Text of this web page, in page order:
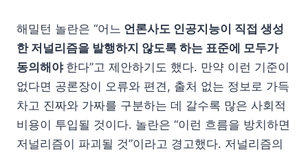
해밀턴 놀란은 “어느 언론사도 인공지능이 직접 생성
한 저널리즘을 발행하지 않도록 하는 표준에 모두가
동의해야 한다”고 제안하기도 했다. 만약 이런 기준이
없다면 공론장이 오류와 편견, 출처 없는 정보로 가득
차고 진짜와 가짜를 구분하는 데 갈수록 많은 사회적
비용이 투입될 것이다. 놀란은 “이런 흐름을 방치하면
저널리즘이 파괴될 것”이라고 경고했다. 저널리즘의